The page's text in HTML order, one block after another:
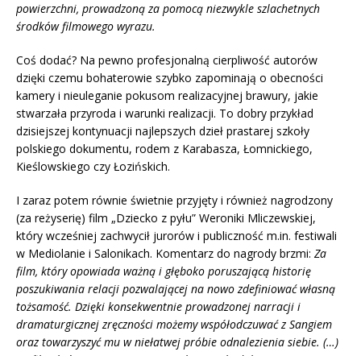
powierzchni, prowadzoną za pomocą niezwykle szlachetnych
środków filmowego wyrazu.
Coś dodać? Na pewno profesjonalną cierpliwość autorów
dzięki czemu bohaterowie szybko zapominają o obecności
kamery i nieuleganie pokusom realizacyjnej brawury, jakie
stwarzała przyroda i warunki realizacji. To dobry przykład
dzisiejszej kontynuacji najlepszych dzieł prastarej szkoły
polskiego dokumentu, rodem z Karabasza, Łomnickiego,
Kieślowskiego czy Łozińskich.
I zaraz potem równie świetnie przyjęty i również nagrodzony
(za reżyserię) film „Dziecko z pyłu” Weroniki Mliczewskiej,
który wcześniej zachwycił jurorów i publiczność m.in. festiwali
w Mediolanie i Salonikach. Komentarz do nagrody brzmi: Za
film, który opowiada ważną i głęboko poruszającą historię
poszukiwania relacji pozwalającej na nowo zdefiniować własną
tożsamość. Dzięki konsekwentnie prowadzonej narracji i
dramaturgicznej zręczności możemy współodczuwać z Sangiem
oraz towarzyszyć mu w niełatwej próbie odnalezienia siebie. (…)